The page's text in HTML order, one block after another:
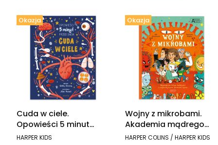
Okazja
Cuda w ciele.
Opowieści 5 minut
przed snem
PRODUCENT
HARPER KIDS
Okazja
Wojny z mikrobami.
Akademia mądrego
dziecka. Chcę wiedzieć
PRODUCENT
HARPER COLINS / HARPER KIDS